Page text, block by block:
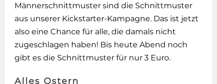
Männerschnittmuster sind die Schnittmuster
aus unserer Kickstarter-Kampagne. Das ist jetzt
also eine Chance für alle, die damals nicht
zugeschlagen haben! Bis heute Abend noch
gibt es die Schnittmuster für nur 3 Euro.
Alles Ostern